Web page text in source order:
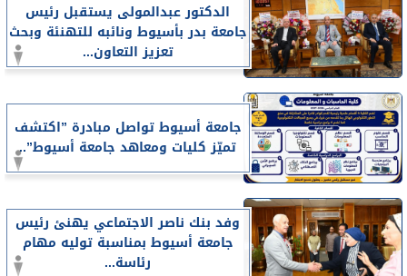
الدكتور عبدالمولى يستقبل رئيس
جامعة بدر بأسيوط ونائبه للتهنئة وبحث
تعزيز التعاون...
جامعة أسيوط تواصل مبادرة ”اكتشف
تميّز كليات ومعاهد جامعة أسيوط”..
وفد بنك ناصر الاجتماعي يهنئ رئيس
جامعة أسيوط بمناسبة توليه مهام
رئاسة...